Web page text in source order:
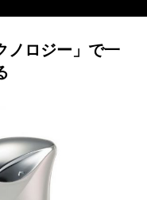
ノロジー」で一